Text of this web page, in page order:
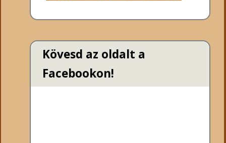
Kövesd az oldalt a
Facebookon!